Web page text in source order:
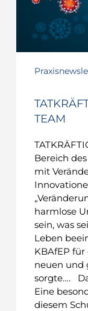
TEAM
Bereich
mit
harmlose
sein, was
Leben
KBAfEP
neuen und
sorgte….
Eine
diesem